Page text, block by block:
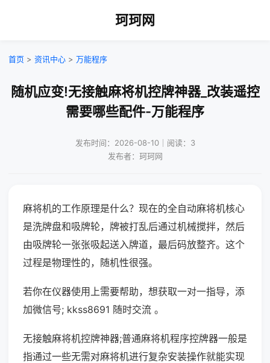
珂珂网
首页 > 资讯中心 > 万能程序
随机应变!无接触麻将机控牌神器_改装遥控
需要哪些配件-万能程序
发布时间：2026-08-10｜阅读：3
发布者：珂珂网
麻将机的工作原理是什么？现在的全自动麻将机核心
是洗牌盘和吸牌轮，牌被打乱后通过机械搅拌，然后
由吸牌轮一张张吸起送入牌道，最后码放整齐。这个
过程是物理性的，随机性很强。
若你在仪器使用上需要帮助，想获取一对一指导，添
加微信号; kkss8691 随时交流 。
无接触麻将机控牌神器;普通麻将机程序控牌器一般是
指通过一些无需对麻将机进行复杂安装操作就能实现